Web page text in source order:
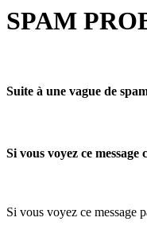
SPAM
Suite à une vague de
Si vous voyez ce
Si vous voyez ce message